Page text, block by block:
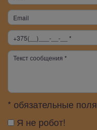
* обязательные поля
Я не робот!